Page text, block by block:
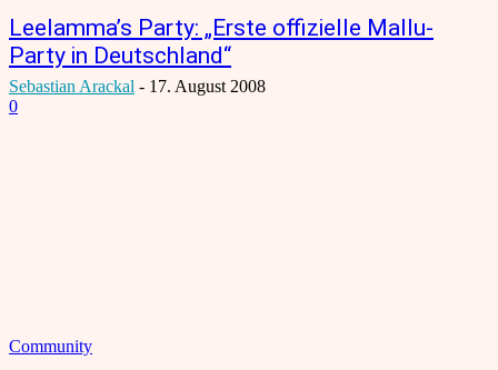
Leelamma’s Party: „Erste offizielle Mallu-
Party in Deutschland“
Sebastian Arackal - 17. August 2008
0
Community